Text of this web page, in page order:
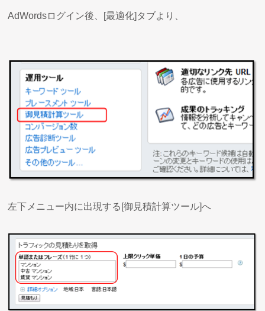
AdWordsログイン後、[最適化]タブより、
左下メニュー内に出現する[御見積計算ツール]へ